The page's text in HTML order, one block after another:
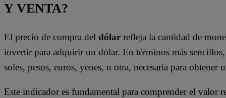
Y VENTA?
El precio de compra del dólar refleja la cantidad de
invertir para adquirir un dólar. En términos más
soles, pesos, euros, yenes, u otra, necesaria para obtener
Este indicador es fundamental para comprender el valor